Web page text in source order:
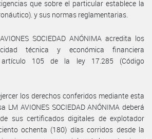
que sobre el particular establece la
y sus normas reglamentarias.
SOCIEDAD ANÓNIMA acredita los
técnica y económica financiera
105 de la ley 17.285 (Código
los derechos conferidos mediante esta
LM AVIONES SOCIEDAD ANÓNIMA deberá
sus certificados digitales de explotador
ochenta (180) días corridos desde la